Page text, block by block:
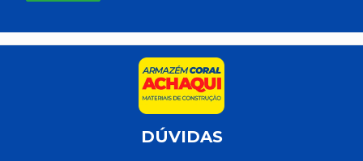
DÚVIDAS